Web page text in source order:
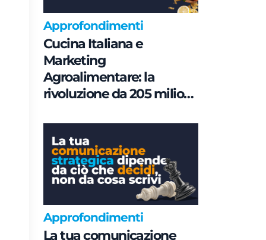
Approfondimenti
Cucina Italiana e
Marketing
Agroalimentare: la
rivoluzione da 205 milioni
in asset geopolitico
Approfondimenti
La tua comunicazione